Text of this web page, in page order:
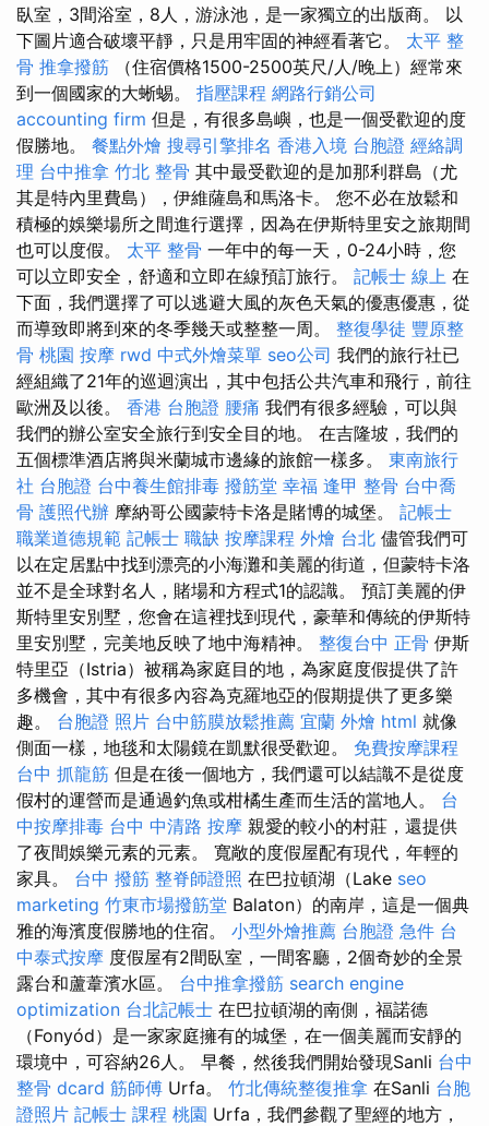
臥室，3間浴室，8人，游泳池，是一家獨立的出版商。 以
下圖片適合破壞平靜，只是用牢固的神經看著它。 太平 整
骨 推拿撥筋 （住宿價格1500-2500英尺/人/晚上）經常來
到一個國家的大蜥蜴。 指壓課程 網路行銷公司
accounting firm 但是，有很多島嶼，也是一個受歡迎的度
假勝地。 餐點外燴 搜尋引擎排名 香港入境 台胞證 經絡調
理 台中推拿 竹北 整骨 其中最受歡迎的是加那利群島（尤
其是特內里費島），伊維薩島和馬洛卡。 您不必在放鬆和
積極的娛樂場所之間進行選擇，因為在伊斯特里安之旅期間
也可以度假。 太平 整骨 一年中的每一天，0-24小時，您
可以立即安全，舒適和立即在線預訂旅行。 記帳士 線上 在
下面，我們選擇了可以逃避大風的灰色天氣的優惠優惠，從
而導致即將到來的冬季幾天或整整一周。 整復學徒 豐原整
骨 桃園 按摩 rwd 中式外燴菜單 seo公司 我們的旅行社已
經組織了21年的巡迴演出，其中包括公共汽車和飛行，前往
歐洲及以後。 香港 台胞證 腰痛 我們有很多經驗，可以與
我們的辦公室安全旅行到安全目的地。 在吉隆坡，我們的
五個標準酒店將與米蘭城市邊緣的旅館一樣多。 東南旅行
社 台胞證 台中養生館排毒 撥筋堂 幸福 逢甲 整骨 台中喬
骨 護照代辦 摩納哥公國蒙特卡洛是賭博的城堡。 記帳士
職業道德規範 記帳士 職缺 按摩課程 外燴 台北 儘管我們可
以在定居點中找到漂亮的小海灘和美麗的街道，但蒙特卡洛
並不是全球對名人，賭場和方程式1的認識。 預訂美麗的伊
斯特里安別墅，您會在這裡找到現代，豪華和傳統的伊斯特
里安別墅，完美地反映了地中海精神。 整復台中 正骨 伊斯
特里亞（Istria）被稱為家庭目的地，為家庭度假提供了許
多機會，其中有很多內容為克羅地亞的假期提供了更多樂
趣。 台胞證 照片 台中筋膜放鬆推薦 宜蘭 外燴 html 就像
側面一樣，地毯和太陽鏡在凱默很受歡迎。 免費按摩課程
台中 抓龍筋 但是在後一個地方，我們還可以結識不是從度
假村的運營而是通過釣魚或柑橘生產而生活的當地人。 台
中按摩排毒 台中 中清路 按摩 親愛的較小的村莊，還提供
了夜間娛樂元素的元素。 寬敞的度假屋配有現代，年輕的
家具。 台中 撥筋 整脊師證照 在巴拉頓湖（Lake seo
marketing 竹東市場撥筋堂 Balaton）的南岸，這是一個典
雅的海濱度假勝地的住宿。 小型外燴推薦 台胞證 急件 台
中泰式按摩 度假屋有2間臥室，一間客廳，2個奇妙的全景
露台和蘆葦濱水區。 台中推拿撥筋 search engine
optimization 台北記帳士 在巴拉頓湖的南側，福諾德
（Fonyód）是一家家庭擁有的城堡，在一個美麗而安靜的
環境中，可容納26人。 早餐，然後我們開始發現Sanli 台中
整骨 dcard 筋師傅 Urfa。 竹北傳統整復推拿 在Sanli 台胞
證照片 記帳士 課程 桃園 Urfa，我們參觀了聖經的地方，